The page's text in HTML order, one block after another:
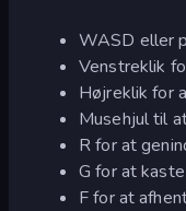
WASD eller
Venstreklik
Højreklik for
Musehjul til
R for at
G for at
F for at